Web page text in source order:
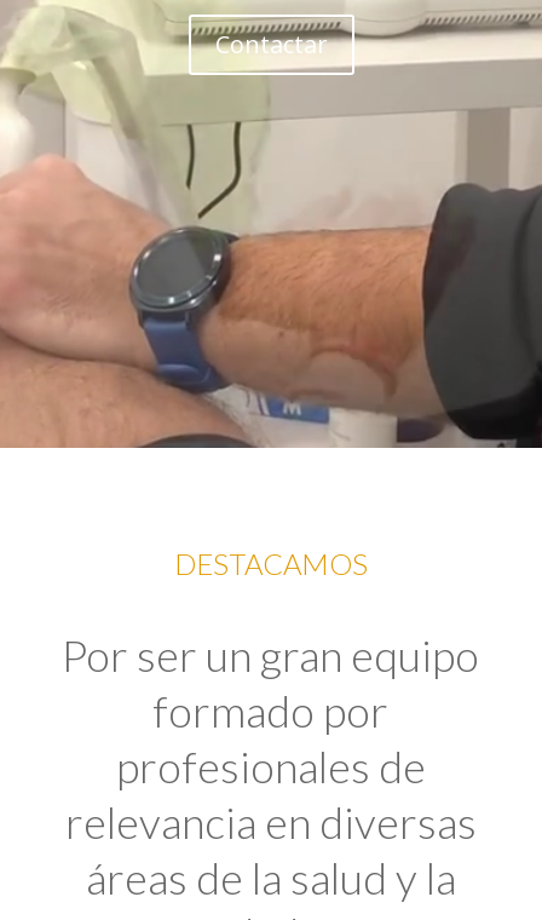
Contactar
DESTACAMOS
Por ser un gran equipo
formado por
profesionales de
relevancia en diversas
áreas de la salud y la